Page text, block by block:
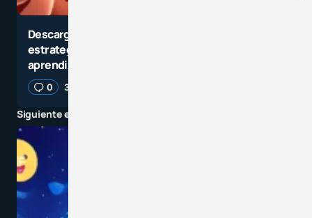
Descarga las 28 fichas de dictados musicales: una
estrategia pedagógica que une música, lenguaje y
aprendizaje significativo
0 30 mayo, 2026
Siguiente entrada